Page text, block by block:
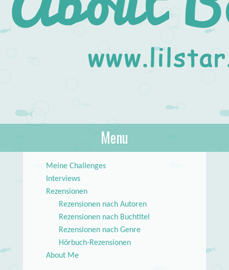
About Books
lilstar.de
Menu
Meine Challenges
Interviews
Rezensionen
Rezensionen nach Autoren
Rezensionen nach Buchtitel
Rezensionen nach Genre
Hörbuch-Rezensionen
About Me